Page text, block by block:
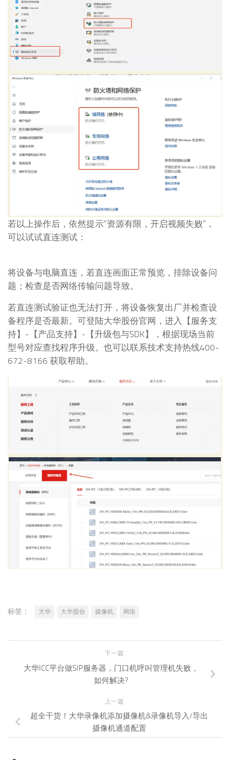
若以上操作后，依然提示“资源有限，开启视频失败”，
可以试试直连测试：
将设备与电脑直连，若直连画面正常预览，排除设备问
题；检查是否网络传输问题导致。
若直连测试验证也无法打开，将设备恢复出厂并检查设
备程序是否最新。可登陆大华股份官网，进入【服务支
持】-【产品支持】-【升级包与SDK】，根据现场当前
型号对应查找程序升级。也可以联系技术支持热线400-
672-8166 获取帮助。
标签： 大华 大华股份 摄像机 网络
下一篇
大华ICC平台做SIP服务器，门口机呼叫管理机失败，
如何解决?
上一篇
超全干货！大华录像机添加摄像机&录像机导入/导出
摄像机通道配置